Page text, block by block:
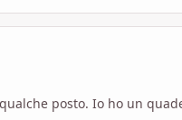
posto. Io ho un